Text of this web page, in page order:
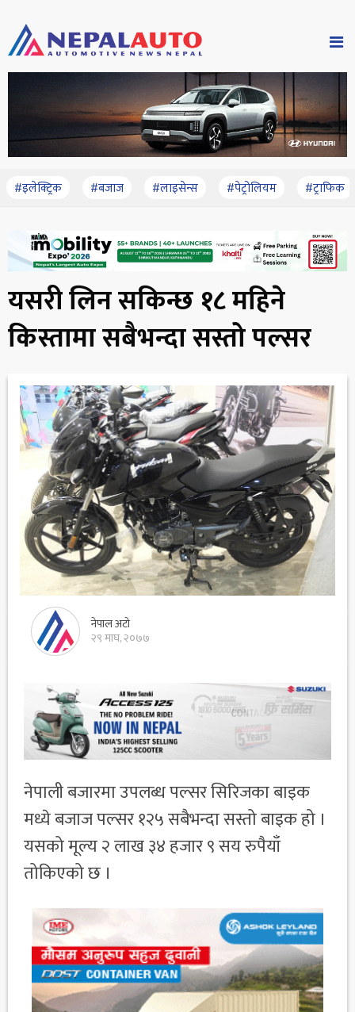
#इलेक्ट्रिक #बजाज #लाइसेन्स #पेट्रोलियम #ट्राफिक
यसरी लिन सकिन्छ १८ महिने
किस्तामा सबैभन्दा सस्तो पल्सर
नेपाल अटो
२९ माघ, २०७७
नेपाली बजारमा उपलब्ध पल्सर सिरिजका बाइक
मध्ये बजाज पल्सर १२५ सबैभन्दा सस्तो बाइक हो ।
यसको मूल्य २ लाख ३४ हजार ९ सय रुपैयाँ
तोकिएको छ ।